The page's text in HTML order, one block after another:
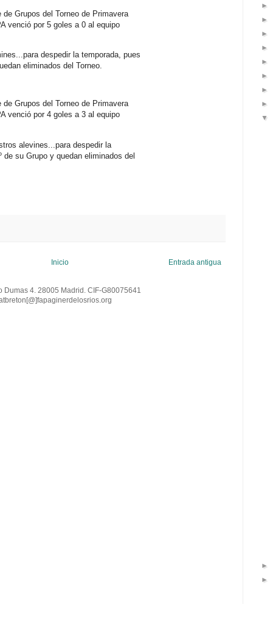
Grupos del Torneo de Primavera
venció por 5 goles a 0 al equipo
despedir la temporada, pues
eliminados del Torneo.
Grupos del Torneo de Primavera
venció por 4 goles a 3 al equipo
alevines...para despedir la
su Grupo y quedan eliminados del
Entrada antigua
Inicio
Dumas 4. 28005 Madrid. CIF-G80075641
]fapaginerdelosrios.org
►
►
►
►
►
►
►
►
▼
►
►